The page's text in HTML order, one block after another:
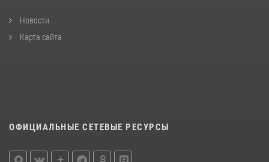
Новости
Карта сайта
ОФИЦИАЛЬНЫЕ СЕТЕВЫЕ РЕСУРСЫ